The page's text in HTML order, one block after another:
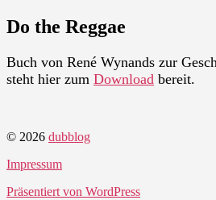
Do the Reggae
Buch von René Wynands zur
steht hier zum Download bereit.
© 2026 dubblog
Impressum
Präsentiert von WordPress